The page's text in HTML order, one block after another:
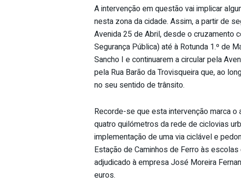
A intervenção em questão vai implicar
nesta zona da cidade. Assim, a partir de
Avenida 25 de Abril, desde o cruzamento
Segurança Pública) até à Rotunda 1.º de
Sancho I e continuarem a circular pela
pela Rua Barão da Trovisqueira que, ao
no seu sentido de trânsito.
Recorde-se que esta intervenção marca
quatro quilómetros da rede de ciclovias
implementação de uma via ciclável e
Estação de Caminhos de Ferro às
adjudicado à empresa José Moreira
euros.